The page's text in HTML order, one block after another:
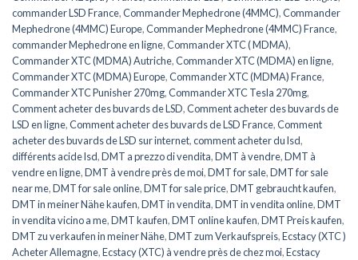
commander LSD France,Commander Mephedrone (4MMC),Commander
Mephedrone (4MMC) Europe,Commander Mephedrone (4MMC) France,
commander Mephedrone en ligne,Commander XTC ( MDMA),
Commander XTC (MDMA) Autriche,Commander XTC (MDMA) en ligne,
Commander XTC (MDMA) Europe,Commander XTC (MDMA) France,
Commander XTC Punisher 270mg,Commander XTC Tesla 270mg,
Comment acheter des buvards de LSD,Comment acheter des buvards de
LSD en ligne,Comment acheter des buvards de LSD France,Comment
acheter des buvards de LSD sur internet,comment acheter du lsd,
différents acide lsd,DMT a prezzo di vendita,DMT à vendre,DMT à
vendre en ligne,DMT à vendre près de moi,DMT for sale,DMT for sale
near me,DMT for sale online,DMT for sale price,DMT gebraucht kaufen,
DMT in meiner Nähe kaufen,DMT in vendita,DMT in vendita online,DMT
in vendita vicino a me,DMT kaufen,DMT online kaufen,DMT Preis kaufen,
DMT zu verkaufen in meiner Nähe,DMT zum Verkaufspreis,Ecstacy (XTC )
Acheter Allemagne,Ecstacy (XTC) à vendre près de chez moi,Ecstacy